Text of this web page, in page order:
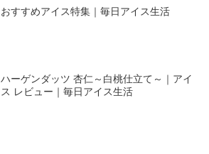
おすすめアイス特集｜毎日アイス生活
ハーゲンダッツ 杏仁～白桃仕立て～｜アイ
ス レビュー｜毎日アイス生活